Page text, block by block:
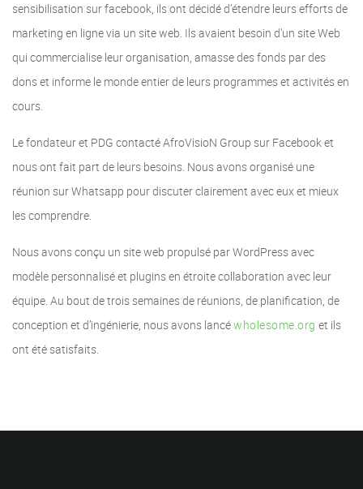
sensibilisation sur facebook, ils ont décidé d’étendre leurs efforts de
marketing en ligne via un site web. Ils avaient besoin d'un site Web
qui commercialise leur organisation, amasse des fonds par des
dons et informe le monde entier de leurs programmes et activités en
cours.
Le fondateur et PDG contacté AfroVisioN Group sur Facebook et
nous ont fait part de leurs besoins. Nous avons organisé une
réunion sur Whatsapp pour discuter clairement avec eux et mieux
les comprendre.
Nous avons conçu un site web propulsé par WordPress avec
modèle personnalisé et plugins en étroite collaboration avec leur
équipe. Au bout de trois semaines de réunions, de planification, de
conception et d’ingénierie, nous avons lancéwholesome.org et ils
ont été satisfaits.